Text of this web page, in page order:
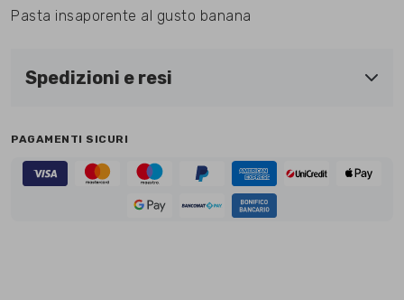
Pasta insaporente al gusto banana
Spedizioni e resi
PAGAMENTI SICURI